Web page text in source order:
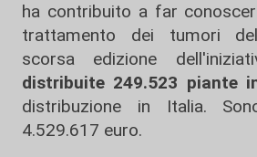
ha contribuito a far
trattamento dei tumori
scorsa edizione
distribuite 249.523 piante
distribuzione in Italia.
4.529.617 euro.